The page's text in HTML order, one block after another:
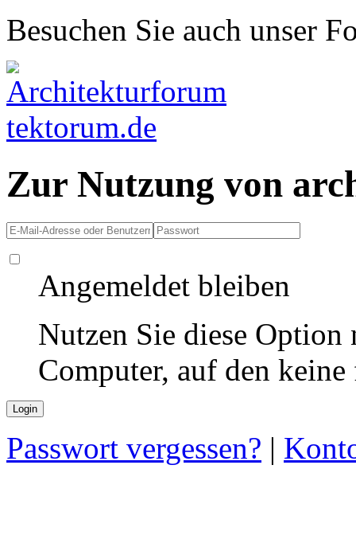
Besuchen Sie auch unser
Zur Nutzung von
Angemeldet bleiben
Nutzen Sie diese
Computer, auf den
Passwort vergessen? |